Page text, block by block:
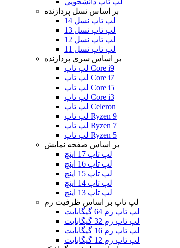
بر اساس نسل پردازنده
لپ تاپ نسل 14
لپ تاپ نسل 13
لپ تاپ نسل 12
لپ تاپ نسل 11
بر اساس سری پردازنده
لپ تاپ Core i9
لپ تاپ Core i7
لپ تاپ Core i5
لپ تاپ Core i3
لپ تاپ Celeron
لپ تاپ Ryzen 9
لپ تاپ Ryzen 7
لپ تاپ Ryzen 5
بر اساس صفحه نمایش
لپ تاپ 17 اینچ
لپ تاپ 16 اینچ
لپ تاپ 15 اینچ
لپ تاپ 14 اینچ
لپ تاپ 13 اینچ
لپ تاپ بر اساس ظرفیت رم
لپ تاپ رم 64 گیگابایت
لپ تاپ رم 32 گیگابایت
لپ تاپ رم 16 گیگابایت
لپ تاپ رم 12 گیگابایت